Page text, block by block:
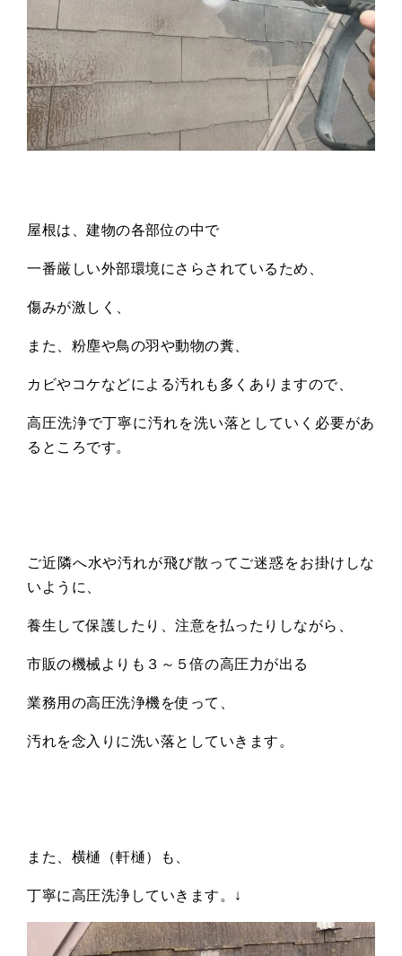
屋根は、建物の各部位の中で
一番厳しい外部環境にさらされているため、
傷みが激しく、
また、粉塵や鳥の羽や動物の糞、
カビやコケなどによる汚れも多くありますので、
高圧洗浄で丁寧に汚れを洗い落としていく必要があ
るところです。
ご近隣へ水や汚れが飛び散ってご迷惑をお掛けしな
いように、
養生して保護したり、注意を払ったりしながら、
市販の機械よりも３～５倍の高圧力が出る
業務用の高圧洗浄機を使って、
汚れを念入りに洗い落としていきます。
また、横樋（軒樋）も、
丁寧に高圧洗浄していきます。↓